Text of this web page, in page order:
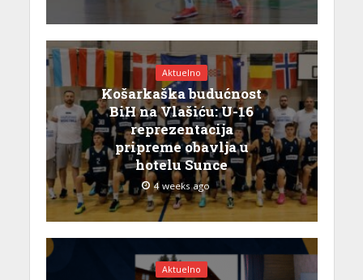
Aktuelno
Košarkaška budućnost
BiH na Vlašiću: U-16
reprezentacija
pripreme obavlja u
hotelu Sunce
4 weeks ago
Aktuelno